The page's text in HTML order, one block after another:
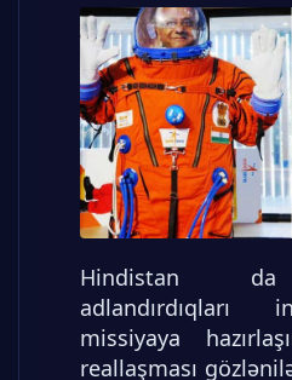
Hindistan da
adlandırdıqları
missiyaya
reallaşması